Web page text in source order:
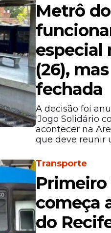
Metrô
especial
(26),
fechada
A decisão foi
'Jogo Solidário
acontecer na
que deve reunir
Transporte
começa
do